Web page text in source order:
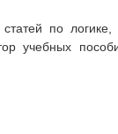
по
учебных